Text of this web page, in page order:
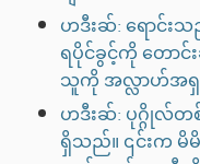
ဟဒီးဆ်: ရောင်း
ရပိုင်ခွင့်ကို တော
သူကို အလ္လာဟ်အရှ
ဟဒီးဆ်: ပုဂ္ဂိုလ်တ
ရှိသည်။ ၎င်းက